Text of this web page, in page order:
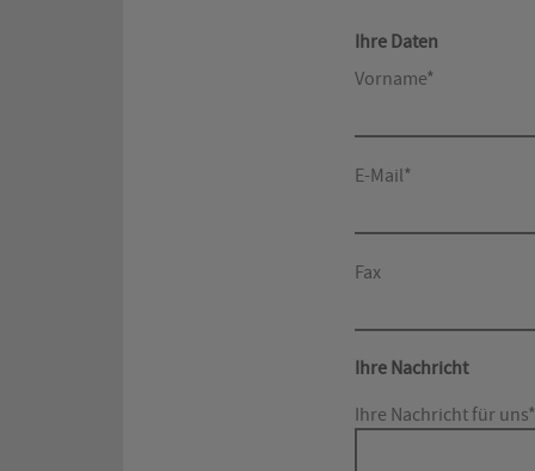
Ihre Daten
Vorname*
E-Mail*
Fax
Ihre Nachricht
Ihre Nachricht für uns*